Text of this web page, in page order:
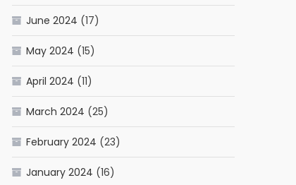
June 2024 (17)
May 2024 (15)
April 2024 (11)
March 2024 (25)
February 2024 (23)
January 2024 (16)